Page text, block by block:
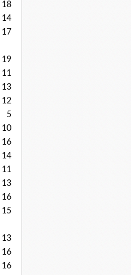
18
14
17
19
11
13
12
5
10
16
14
11
13
16
15
13
16
16